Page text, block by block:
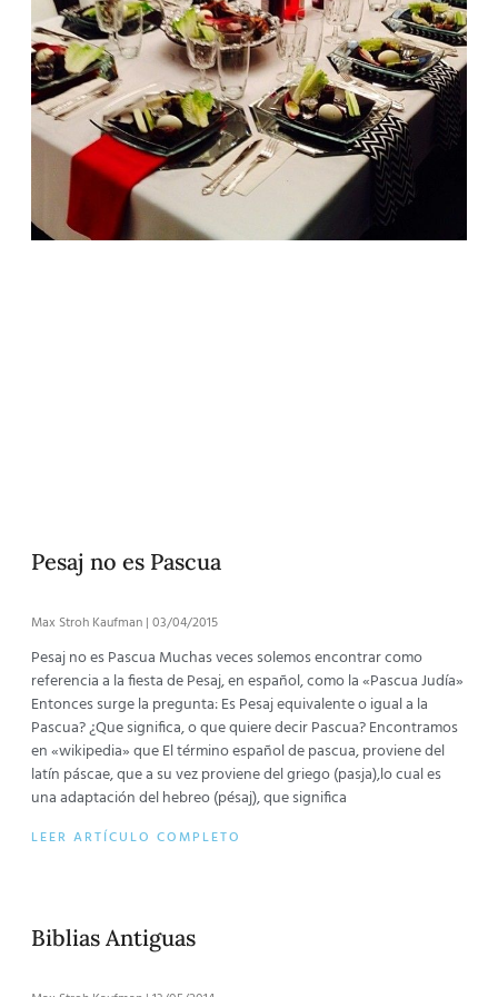
Pesaj no es Pascua
Max Stroh Kaufman 03/04/2015
Pesaj no es Pascua Muchas veces solemos encontrar como
referencia a la fiesta de Pesaj, en español, como la «Pascua Judía»
Entonces surge la pregunta: Es Pesaj equivalente o igual a la
Pascua? ¿Que significa, o que quiere decir Pascua? Encontramos
en «wikipedia» que El término español de pascua, proviene del
latín páscae, que a su vez proviene del griego (pasja),lo cual es
una adaptación del hebreo (pésaj), que significa
LEER ARTÍCULO COMPLETO
Biblias Antiguas